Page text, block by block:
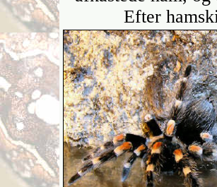
Efter